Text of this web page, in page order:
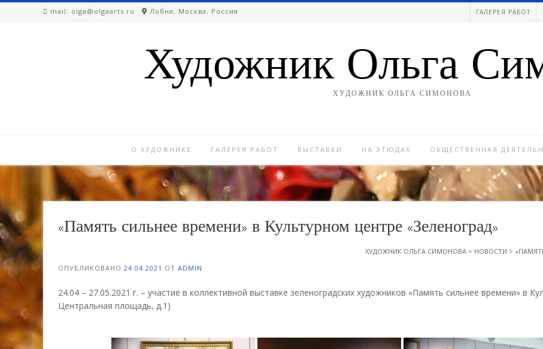
Перейти
к
mail: olga@olgaarts.ru Лобня, Москва, Россия ГАЛЕРЕЯ РАБОТ
Художник Ольга
ХУДОЖНИК ОЛЬГА СИМОНОВА
О ХУДОЖНИКЕ ГАЛЕРЕЯ РАБОТ ВЫСТАВКИ НА ЭТЮДАХ ОБЩЕСТВЕННАЯ
«Память сильнее времени» в Культурном центре «Зеленоград»
ХУДОЖНИК ОЛЬГА СИМОНОВА > НОВОСТИ >
ОПУБЛИКОВАНО 24.04.2021 ОТ ADMIN
24.04 – 27.05.2021 г. – участие в коллективной выставке зеленоградских художников «Память сильнее времени» в
Центральная площадь, д.1)